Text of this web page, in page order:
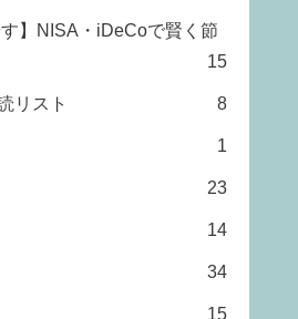
す】NISA・iDeCoで賢く節
15
リスト 8
1
23
14
34
15